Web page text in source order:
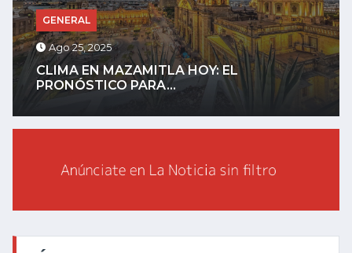
GENERAL
Ago 25, 2025
CLIMA EN MAZAMITLA HOY: EL
PRONÓSTICO PARA...